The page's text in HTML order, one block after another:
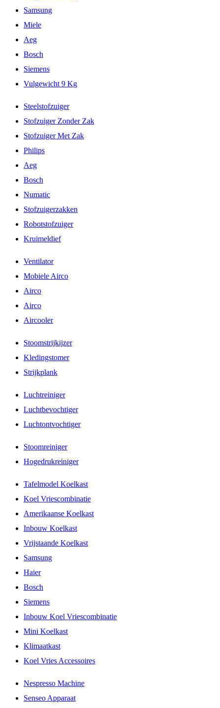
Samsung
Miele
Aeg
Bosch
Siemens
Vulgewicht 9 Kg
Steelstofzuiger
Stofzuiger Zonder Zak
Stofzuiger Met Zak
Philips
Aeg
Bosch
Numatic
Stofzuigerzakken
Robotstofzuiger
Kruimeldief
Ventilator
Mobiele Airco
Airco
Airco
Aircooler
Stoomstrijkijzer
Kledingstomer
Strijkplank
Luchtreiniger
Luchtbevochtiger
Luchtontvochtiger
Stoomreiniger
Hogedrukreiniger
Tafelmodel Koelkast
Koel Vriescombinatie
Amerikaanse Koelkast
Inbouw Koelkast
Vrijstaande Koelkast
Samsung
Haier
Bosch
Siemens
Inbouw Koel Vriescombinatie
Mini Koelkast
Klimaatkast
Koel Vries Accessoires
Nespresso Machine
Senseo Apparaat